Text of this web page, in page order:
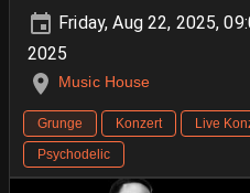
Friday, Aug 22, 2025,
2025
Music House
Grunge Konzert Live
Psychodelic